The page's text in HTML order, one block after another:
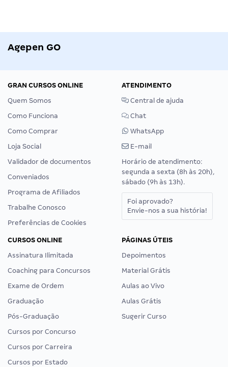
Agepen GO
GRAN CURSOS ONLINE
Quem Somos
Como Funciona
Como Comprar
Loja Social
Validador de documentos
Conveniados
Programa de Afiliados
Trabalhe Conosco
Preferências de Cookies
ATENDIMENTO
Central de ajuda
Chat
WhatsApp
E-mail
Horário de atendimento:
segunda a sexta (8h às 20h),
sábado (9h às 13h).
Foi aprovado?
Envie-nos a sua história!
CURSOS ONLINE
Assinatura Ilimitada
Coaching para Concursos
Exame de Ordem
Graduação
Pós-Graduação
Cursos por Concurso
Cursos por Carreira
Cursos por Estado
PÁGINAS ÚTEIS
Depoimentos
Material Grátis
Aulas ao Vivo
Aulas Grátis
Sugerir Curso